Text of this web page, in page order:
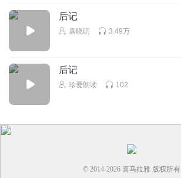
后记
袁晓叨 3.49万
后记
珍爱朗读 102
© 2014-2026 喜马拉雅 版权所有